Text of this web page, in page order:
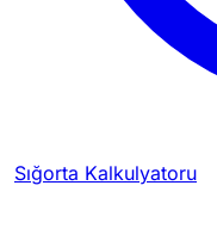
Sığorta Kalkulyatoru